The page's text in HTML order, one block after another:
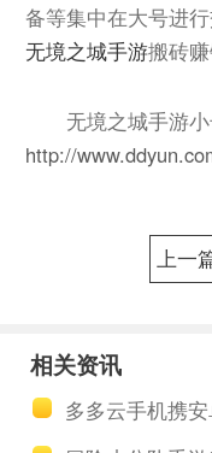
备等集中在大号进
无境之城手游搬砖赚
无境之城手游
http://
上一
相关资讯